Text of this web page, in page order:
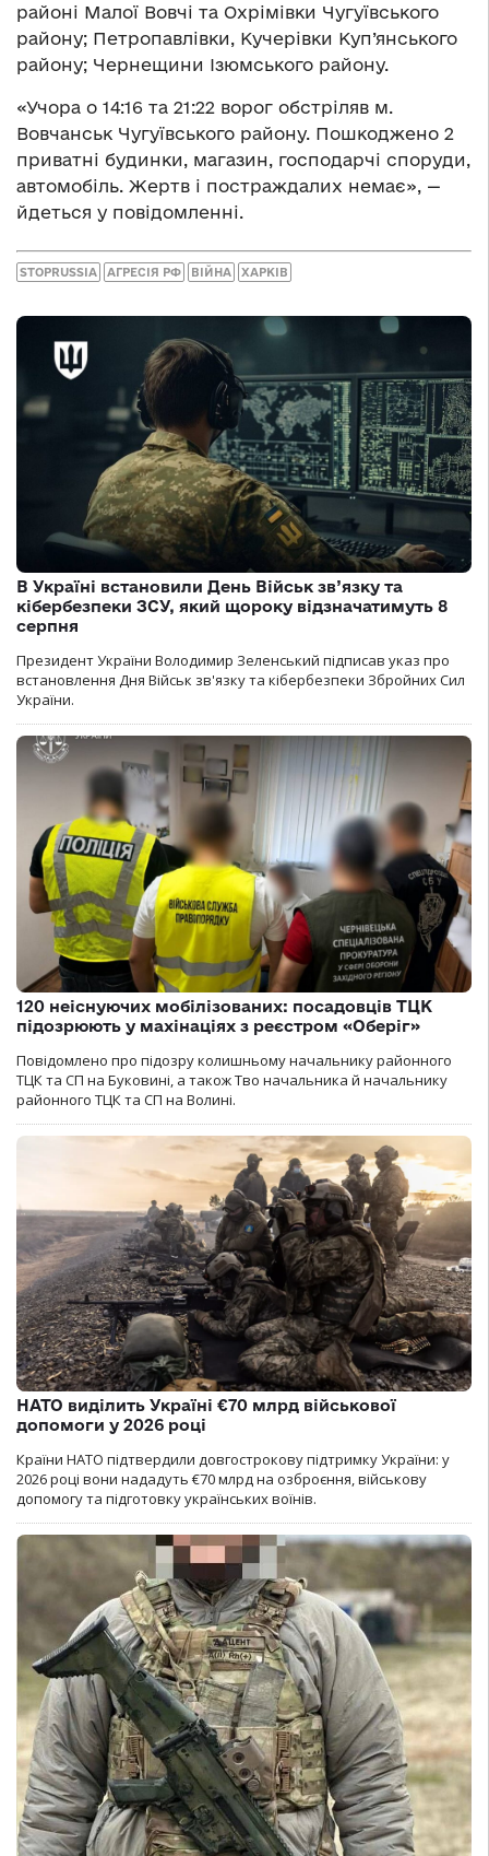
районі Малої Вовчі та Охрімівки Чугуївського
району; Петропавлівки, Кучерівки Куп’янського
району; Чернещини Ізюмського району.
«Учора о 14:16 та 21:22 ворог обстріляв м.
Вовчанськ Чугуївського району. Пошкоджено 2
приватні будинки, магазин, господарчі споруди,
автомобіль. Жертв і постраждалих немає», —
йдеться у повідомленні.
STOPRUSSIA АГРЕСІЯ РФ ВІЙНА ХАРКІВ
В Україні встановили День Військ зв’язку та
кібербезпеки ЗСУ, який щороку відзначатимуть 8
серпня
Президент України Володимир Зеленський підписав указ про
встановлення Дня Військ зв'язку та кібербезпеки Збройних Сил
України.
120 неіснуючих мобілізованих: посадовців ТЦК
підозрюють у махінаціях з реєстром «Оберіг»
Повідомлено про підозру колишньому начальнику районного
ТЦК та СП на Буковині, а також Тво начальника й начальнику
районного ТЦК та СП на Волині.
НАТО виділить Україні €70 млрд військової
допомоги у 2026 році
Країни НАТО підтвердили довгострокову підтримку України: у
2026 році вони нададуть €70 млрд на озброєння, військову
допомогу та підготовку українських воїнів.